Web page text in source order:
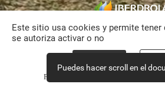
Este sitio usa cookies y permite
se autoriza activar o no
Política de confidencialidad
Puedes hacer scroll en el